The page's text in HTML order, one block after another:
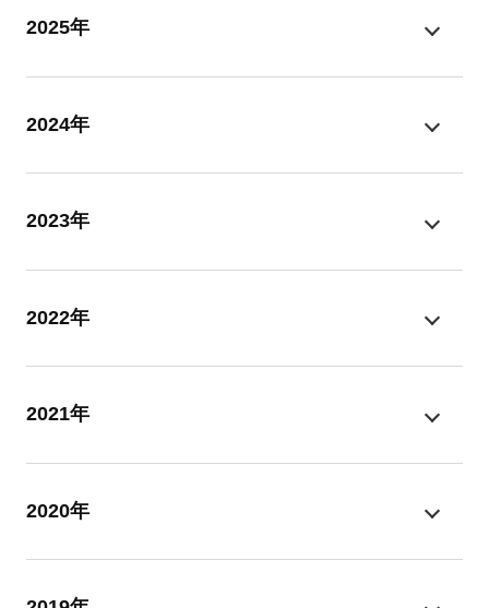
2025年
2024年
2023年
2022年
2021年
2020年